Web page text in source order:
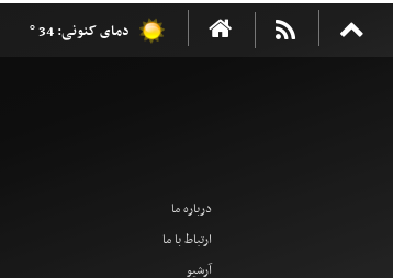
دمای کنونی: 34 °
درباره ما
ارتباط با ما
آرشیو